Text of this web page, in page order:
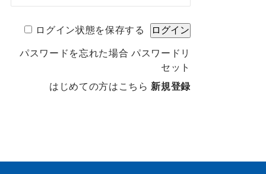
ログイン状態を保存する
パスワードを忘れた場合 パスワードリ
セット
はじめての方はこちら 新規登録